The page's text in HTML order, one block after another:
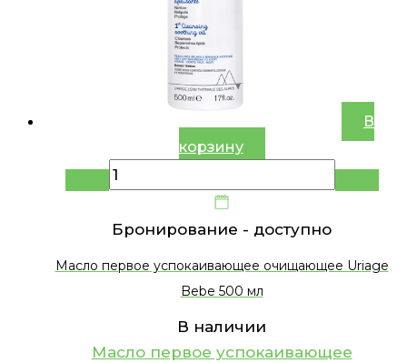
В
корзину
Бронирование - доступно
Масло первое успокаивающее очищающее Uriage
Bebe 500 мл
В наличии
Масло первое успокаивающее